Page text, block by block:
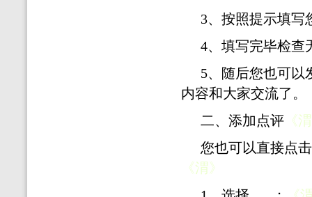
3、按照提示填写
4、填写完毕检查
5、随后您也可以
内容和大家交流了。
二、添加点评 《
您也可以直接点
《渭》